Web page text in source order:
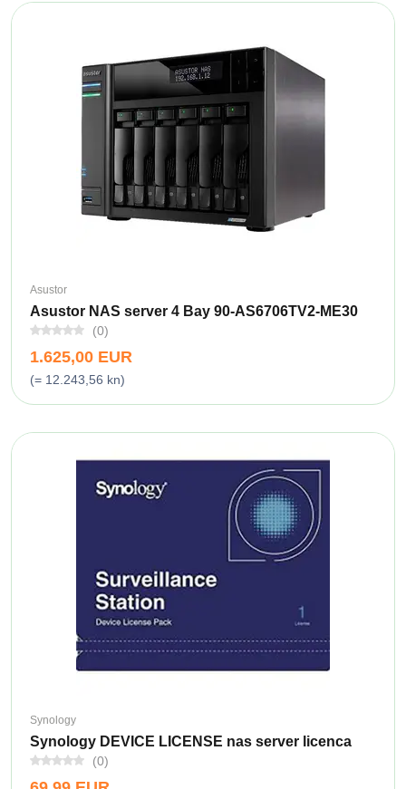
Asustor
Asustor NAS server 4 Bay 90-AS6706TV2-ME30
(0)
1.625,00 EUR
(= 12.243,56 kn)
Synology
Synology DEVICE LICENSE nas server licenca
(0)